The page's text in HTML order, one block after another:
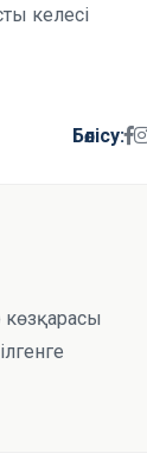
келесі
Бөлісу:
көзқарасы